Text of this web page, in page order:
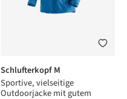
Schlufterkopf M
Sportive, vielseitige
Outdoorjacke mit gutem